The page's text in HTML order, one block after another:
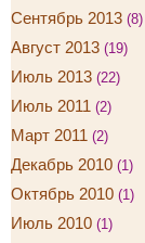
Сентябрь 2013 (8)
Август 2013 (19)
Июль 2013 (22)
Июль 2011 (2)
Март 2011 (2)
Декабрь 2010 (1)
Октябрь 2010 (1)
Июль 2010 (1)